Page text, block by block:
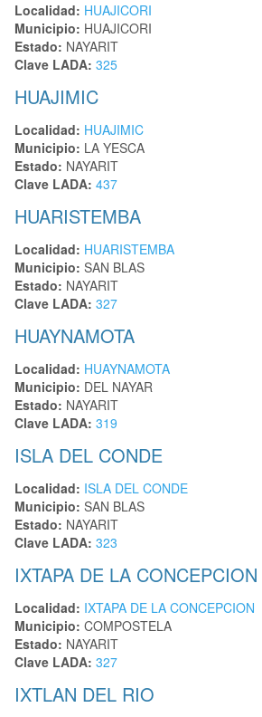
Localidad: HUAJICORI
Municipio: HUAJICORI
Estado: NAYARIT
Clave LADA: 325
HUAJIMIC
Localidad: HUAJIMIC
Municipio: LA YESCA
Estado: NAYARIT
Clave LADA: 437
HUARISTEMBA
Localidad: HUARISTEMBA
Municipio: SAN BLAS
Estado: NAYARIT
Clave LADA: 327
HUAYNAMOTA
Localidad: HUAYNAMOTA
Municipio: DEL NAYAR
Estado: NAYARIT
Clave LADA: 319
ISLA DEL CONDE
Localidad: ISLA DEL CONDE
Municipio: SAN BLAS
Estado: NAYARIT
Clave LADA: 323
IXTAPA DE LA CONCEPCION
Localidad: IXTAPA DE LA CONCEPCION
Municipio: COMPOSTELA
Estado: NAYARIT
Clave LADA: 327
IXTLAN DEL RIO